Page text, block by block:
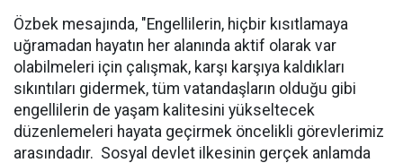
Özbek mesajında, "Engellilerin, hiçbir kısıtlamaya
uğramadan hayatın her alanında aktif olarak var
olabilmeleri için çalışmak, karşı karşıya kaldıkları
sıkıntıları gidermek, tüm vatandaşların olduğu gibi
engellilerin de yaşam kalitesini yükseltecek
düzenlemeleri hayata geçirmek öncelikli görevlerimiz
arasındadır. Sosyal devlet ilkesinin gerçek anlamda